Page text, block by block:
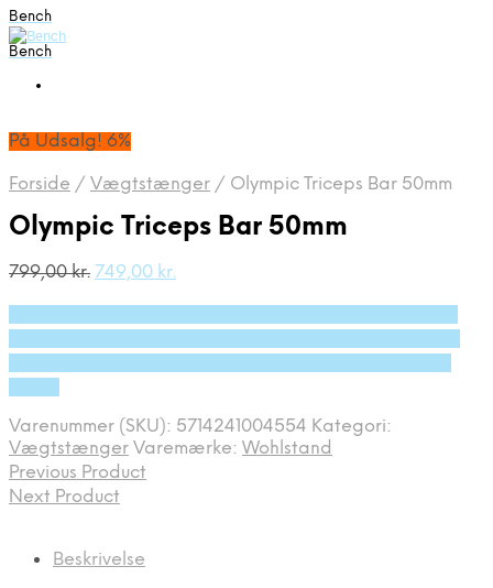
Bench
Bench
På Udsalg! 6%
Forside / Vægtstænger / Olympic Triceps Bar 50mm
Olympic Triceps Bar 50mm
799,00kr. Den
749,00 kr.Den
Varenummer (SKU): 5714241004554 Kategori:
Vægtstænger Varemærke: Wohlstand
Previous Product
Next Product
Beskrivelse